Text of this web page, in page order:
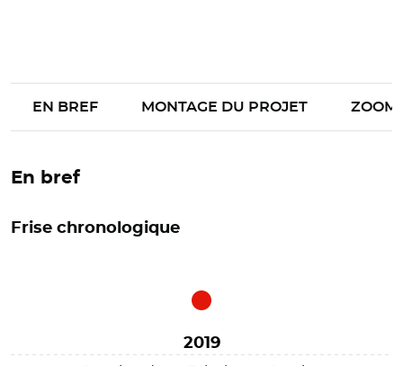
EN BREF MONTAGE DU PROJET ZOOM
En bref
Frise chronologique
2019